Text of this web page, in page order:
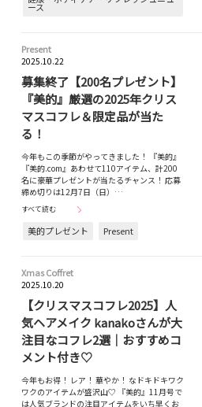
ース
Present
2025.10.22
募集終了【200名プレゼント】
『美的』厳選の2025年クリス
マスコフレ＆限定品が当た
る！
今年もこの季節がやってきました！ 『美的』
『美的.com』あわせて110アイテム、計200
名に豪華プレゼントが当たるチャンス！ 応募
締め切りは12月7日（日）…
すべて読む
美的プレゼント Present
Xmas Coffret
2025.10.20
【クリスマスコフレ2025】人
気ヘアメイク kanakoさんが大
注目なコフレ2選｜おすすめコ
メント付き♡
今年もお得！ レア！ 華やか！ なドキドキワク
ワクのアイテムが盛沢山♡ 『美的』11月号で
は人気ブランドの注目アイテムをいち早くお